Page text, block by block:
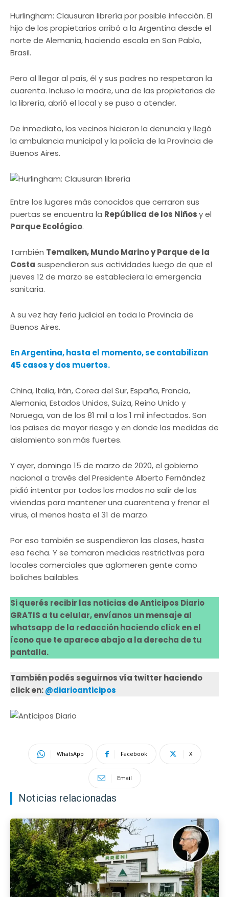
Hurlingham: Clausuran librería por posible infección. El
hijo de los propietarios arribó a la Argentina desde el
norte de Alemania, haciendo escala en San Pablo,
Brasil.
Pero al llegar al país, él y sus padres no respetaron la
cuarenta. Incluso la madre, una de las propietarias de
la librería, abrió el local y se puso a atender.
De inmediato, los vecinos hicieron la denuncia y llegó
la ambulancia municipal y la policía de la Provincia de
Buenos Aires.
Entre los lugares más conocidos que cerraron sus
puertas se encuentra la República de los Niñosy el
Parque Ecológico.
También Temaiken, Mundo Marino y Parque de la
Costa suspendieron sus actividades luego de que el
jueves 12 de marzo se estableciera la emergencia
sanitaria.
A su vez hay feria judicial en toda la Provincia de
Buenos Aires.
En Argentina, hasta el momento, se contabilizan
45 casos y dos muertos.
China, Italia, Irán, Corea del Sur, España, Francia,
Alemania, Estados Unidos, Suiza, Reino Unido y
Noruega, van de los 81 mil a los 1 mil infectados. Son
los países de mayor riesgo y en donde las medidas de
aislamiento son más fuertes.
Y ayer, domingo 15 de marzo de 2020, el gobierno
nacional a través del Presidente Alberto Fernández
pidió intentar por todos los modos no salir de las
viviendas para mantener una cuarentena y frenar el
virus, al menos hasta el 31 de marzo.
Por eso también se suspendieron las clases, hasta
esa fecha. Y se tomaron medidas restrictivas para
locales comerciales que aglomeren gente como
boliches bailables.
Si querés recibir las noticias de Anticipos Diario
GRATIS a tu celular, envíanos un mensaje al
whatsapp de la redacción haciendo click en el
ícono que te aparece abajo a la derecha de tu
pantalla.
También podés seguirnos vía twitter haciendo
click en:@diarioanticipos
WhatsApp Facebook X
Email
Noticias relacionadas